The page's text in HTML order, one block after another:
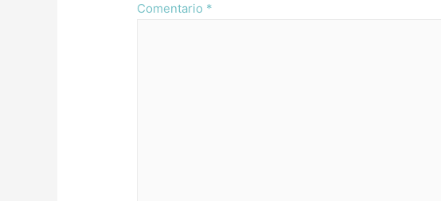
Comentario *